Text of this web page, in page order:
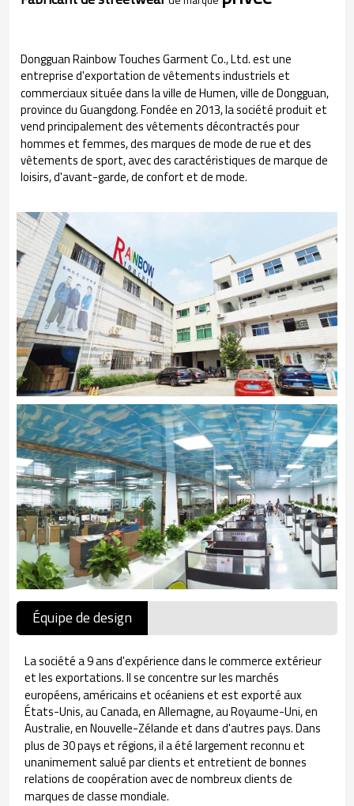
Dongguan Rainbow Touches Garment Co., Ltd. est une
entreprise d'exportation de vêtements industriels et
commerciaux située dans la ville de Humen, ville de Dongguan,
province du Guangdong. Fondée en 2013, la société produit et
vend principalement des vêtements décontractés pour
hommes et femmes, des marques de mode de rue et des
vêtements de sport, avec des caractéristiques de marque de
loisirs, d'avant-garde, de confort et de mode.
Équipe de design
La société a 9 ans d'expérience dans le commerce extérieur
et les exportations. Il se concentre sur les marchés
européens, américains et océaniens et est exporté aux
États-Unis, au Canada, en Allemagne, au Royaume-Uni, en
Australie, en Nouvelle-Zélande et dans d'autres pays. Dans
plus de 30 pays et régions, il a été largement reconnu et
unanimement salué par clients et entretient de bonnes
relations de coopération avec de nombreux clients de
marques de classe mondiale.